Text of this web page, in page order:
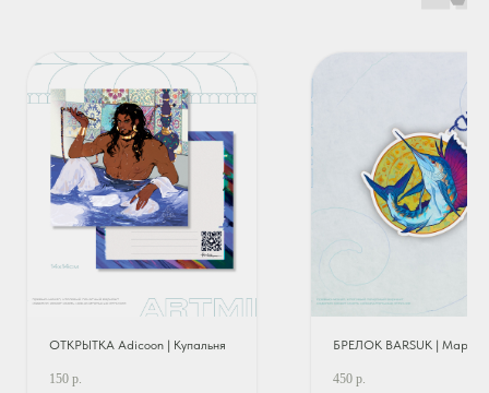
ОТКРЫТКА Adicoon | Купальня
150 р.
БРЕЛОК BARSUK | Марлин
450 р.